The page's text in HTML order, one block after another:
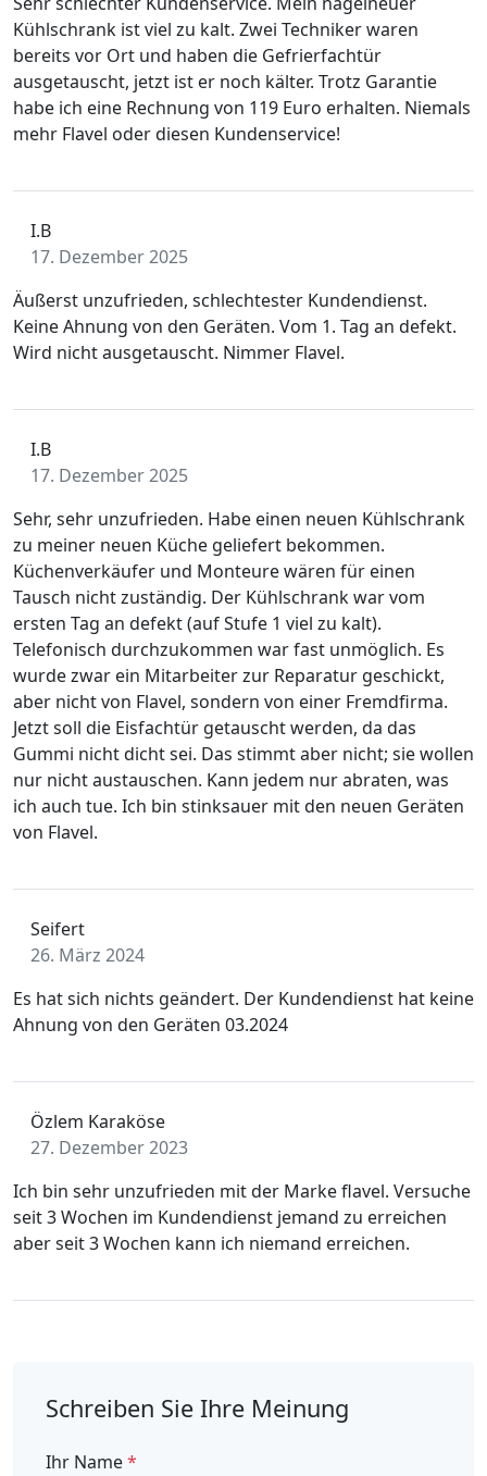
Kühlschrank ist viel zu kalt. Zwei Techniker waren
bereits vor Ort und haben die Gefrierfachtür
ausgetauscht, jetzt ist er noch kälter. Trotz Garantie
habe ich eine Rechnung von 119 Euro erhalten. Niemals
mehr Flavel oder diesen Kundenservice!
I.B
17. Dezember 2025
Äußerst unzufrieden, schlechtester Kundendienst.
Keine Ahnung von den Geräten. Vom 1. Tag an defekt.
Wird nicht ausgetauscht. Nimmer Flavel.
I.B
17. Dezember 2025
Sehr, sehr unzufrieden. Habe einen neuen Kühlschrank
zu meiner neuen Küche geliefert bekommen.
Küchenverkäufer und Monteure wären für einen
Tausch nicht zuständig. Der Kühlschrank war vom
ersten Tag an defekt (auf Stufe 1 viel zu kalt).
Telefonisch durchzukommen war fast unmöglich. Es
wurde zwar ein Mitarbeiter zur Reparatur geschickt,
aber nicht von Flavel, sondern von einer Fremdfirma.
Jetzt soll die Eisfachtür getauscht werden, da das
Gummi nicht dicht sei. Das stimmt aber nicht; sie wollen
nur nicht austauschen. Kann jedem nur abraten, was
ich auch tue. Ich bin stinksauer mit den neuen Geräten
von Flavel.
Seifert
26. März 2024
Es hat sich nichts geändert. Der Kundendienst hat keine
Ahnung von den Geräten 03.2024
Özlem Karaköse
27. Dezember 2023
Ich bin sehr unzufrieden mit der Marke flavel. Versuche
seit 3 Wochen im Kundendienst jemand zu erreichen
aber seit 3 Wochen kann ich niemand erreichen.
Schreiben Sie Ihre Meinung
Ihr Name*